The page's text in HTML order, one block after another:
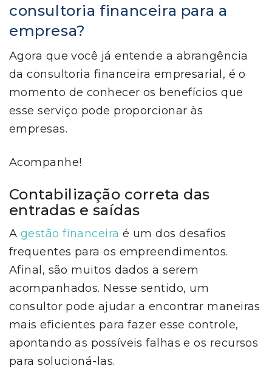
consultoria financeira para a
empresa?
Agora que você já entende a abrangência
da consultoria financeira empresarial, é o
momento de conhecer os benefícios que
esse serviço pode proporcionar às
empresas.
Acompanhe!
Contabilização correta das
entradas e saídas
A gestão financeira é um dos desafios
frequentes para os empreendimentos.
Afinal, são muitos dados a serem
acompanhados. Nesse sentido, um
consultor pode ajudar a encontrar maneiras
mais eficientes para fazer esse controle,
apontando as possíveis falhas e os recursos
para solucioná-las.